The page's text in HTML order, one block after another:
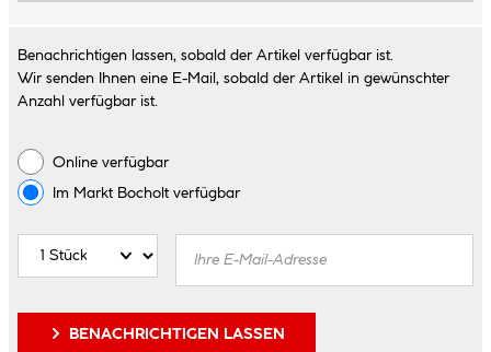
Benachrichtigen lassen, sobald der Artikel verfügbar ist.
Wir senden Ihnen eine E-Mail, sobald der Artikel in gewünschter
Anzahl verfügbar ist.
Online verfügbar
Im Markt Bocholtverfügbar
BENACHRICHTIGEN LASSEN